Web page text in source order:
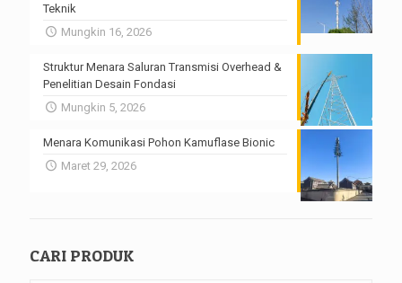
Teknik
Mungkin 16, 2026
Struktur Menara Saluran Transmisi Overhead &
Penelitian Desain Fondasi
Mungkin 5, 2026
Menara Komunikasi Pohon Kamuflase Bionic
Maret 29, 2026
CARI PRODUK